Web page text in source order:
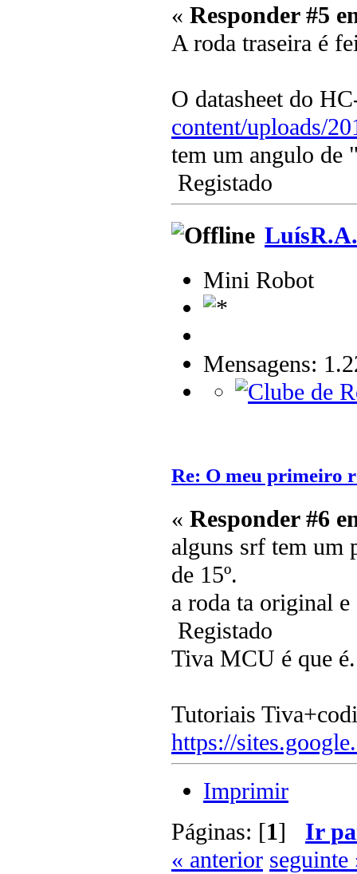
« Responder #5
A roda traseira é
O datasheet do
content/uploads/
tem um angulo de
Registado
LuísR.A.
Mini Robot
Mensagens:
Re: O meu primeiro
« Responder #6
alguns srf tem um
de 15º.
a roda ta original
Registado
Tiva MCU é que é.
Tutoriais
https://
Imprimir
Páginas: [1] Ir
« anterior seguinte